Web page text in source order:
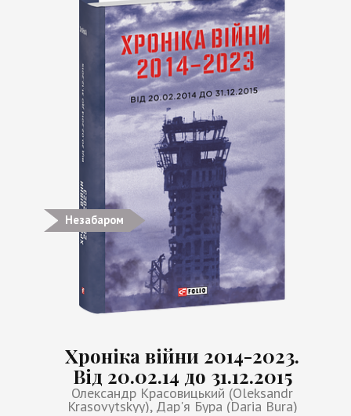
Незабаром
Хроніка війни 2014-2023.
Від 20.02.14 до 31.12.2015
Олександр Красовицький (Oleksandr
Krasovytskyy), Дар'я Бура (Daria Bura)